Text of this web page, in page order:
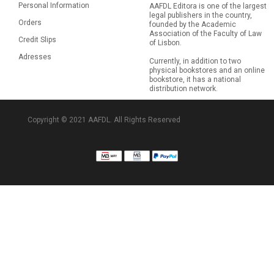
Personal Information
Orders
Credit Slips
Adresses
AAFDL Editora is one of the largest
legal publishers in the country,
founded by the Academic
Association of the Faculty of Law
of Lisbon.
Currently, in addition to two
physical bookstores and an online
bookstore, it has a national
distribution network.
Copyright © 2021 AAFDL. All Rights Reserved